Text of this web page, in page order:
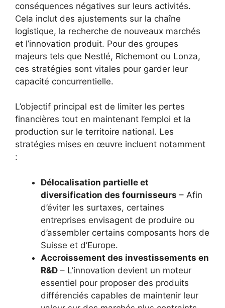
conséquences négatives sur leurs activités.
Cela inclut des ajustements sur la chaîne
logistique, la recherche de nouveaux marchés
et l’innovation produit. Pour des groupes
majeurs tels que Nestlé, Richemont ou Lonza,
ces stratégies sont vitales pour garder leur
capacité concurrentielle.
L’objectif principal est de limiter les pertes
financières tout en maintenant l’emploi et la
production sur le territoire national. Les
stratégies mises en œuvre incluent notamment
:
Délocalisation partielle et
diversification des fournisseurs – Afin
d’éviter les surtaxes, certaines
entreprises envisagent de produire ou
d’assembler certains composants hors de
Suisse et d’Europe.
Accroissement des investissements en
R&D – L’innovation devient un moteur
essentiel pour proposer des produits
différenciés capables de maintenir leur